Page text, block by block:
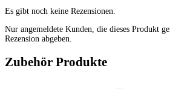
Es gibt noch keine Rezensionen.
Nur angemeldete Kunden, die dieses Produkt
Rezension abgeben.
Zubehör Produkte